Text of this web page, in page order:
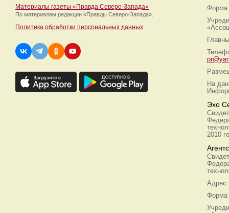
Материалы газеты «Правда Северо-Запада»
По материалам редакции «Правды Северо-Запада».
Политика обработки персональных данных
Форма
На
Эхо
2010
Адрес
Форма